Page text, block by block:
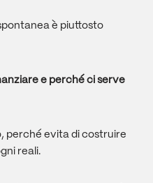
è piuttosto
e perché ci serve
perché evita di costruire
reali.